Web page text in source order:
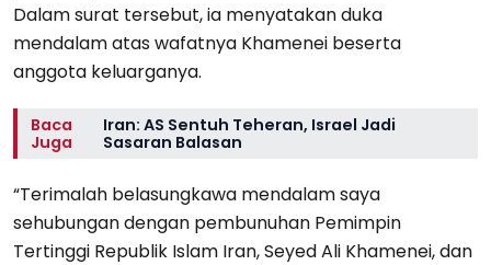
Dalam surat tersebut, ia menyatakan duka
mendalam atas wafatnya Khamenei beserta
anggota keluarganya.
Baca
Juga
Iran: AS Sentuh Teheran, Israel Jadi
Sasaran Balasan
“Terimalah belasungkawa mendalam saya
sehubungan dengan pembunuhan Pemimpin
Tertinggi Republik Islam Iran, Seyed Ali Khamenei, dan